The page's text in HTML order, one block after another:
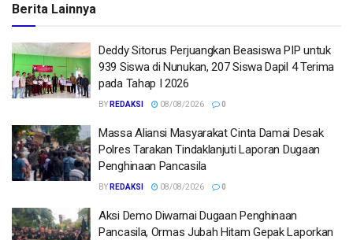
Berita Lainnya
Deddy Sitorus Perjuangkan Beasiswa PIP untuk
939 Siswa di Nunukan, 207 Siswa Dapil 4 Terima
pada Tahap I 2026
BY REDAKSI 08/08/2026 0
Massa Aliansi Masyarakat Cinta Damai Desak
Polres Tarakan Tindaklanjuti Laporan Dugaan
Penghinaan Pancasila
BY REDAKSI 08/08/2026 0
Aksi Demo Diwarnai Dugaan Penghinaan
Pancasila, Ormas Jubah Hitam Gepak Laporkan